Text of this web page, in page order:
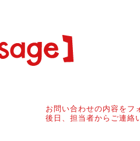
お問い合わせの内容をフ
後日、担当者からご連絡